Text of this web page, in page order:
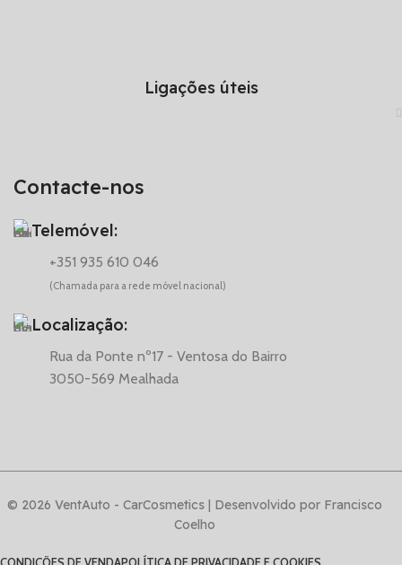
Contacte-nos
Telemóvel:
+351 935 610 046
(Chamada para a rede móvel nacional)
Localização:
Rua da Ponte nº17 - Ventosa do Bairro
3050-569 Mealhada
Ligações úteis
© 2026 VentAuto - CarCosmetics | Desenvolvido por Francisco
Coelho